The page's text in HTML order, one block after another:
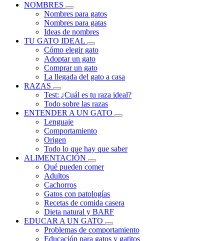
NOMBRES
Nombres para gatos
Nombres para gatas
Ideas de nombres
TU GATO IDEAL
Cómo elegir gato
Adoptar un gato
Comprar un gato
La llegada del gato a casa
RAZAS
Test: ¿Cuál es tu raza ideal?
Todo sobre las razas
ENTENDER A UN GATO
Lenguaje
Comportamiento
Origen
Todo lo que hay que saber
ALIMENTACIÓN
Qué pueden comer
Adultos
Cachorros
Gatos con patologías
Recetas de comida casera
Dieta natural y BARF
EDUCAR A UN GATO
Problemas de comportamiento
Educación para gatos y gatitos